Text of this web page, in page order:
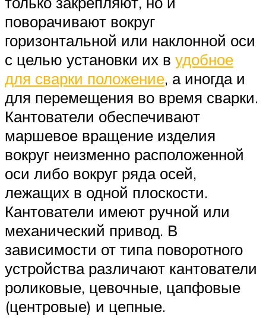
поворачивают вокруг
горизонтальной или наклонной оси
с целью установки их в удобное
для сварки положение, а иногда и
для перемещения во время сварки.
Кантователи обеспечивают
маршевое вращение изделия
вокруг неизменно расположенной
оси либо вокруг ряда осей,
лежащих в одной плоскости.
Кантователи имеют ручной или
механический привод. В
зависимости от типа поворотного
устройства различают кантователи
роликовые, цевочные, цапфовые
(центровые) и цепные.